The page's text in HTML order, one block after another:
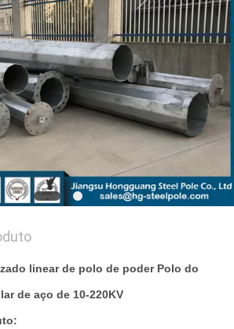
linear de polo de poder Polo do
de aço de 10-220KV